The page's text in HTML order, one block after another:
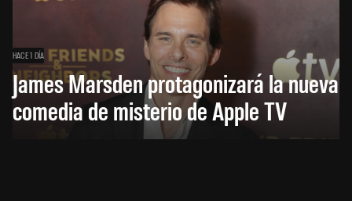
HACE 1 DÍA
James Marsden protagonizará la nueva
comedia de misterio de Apple TV